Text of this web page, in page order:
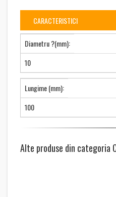
CARACTERISTICI
Diametru ?(mm):
10
Lungime (mm):
100
Alte produse din categoria